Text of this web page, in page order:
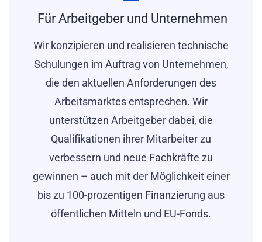
Für Arbeitgeber und Unternehmen
Wir konzipieren und realisieren technische
Schulungen im Auftrag von Unternehmen,
die den aktuellen Anforderungen des
Arbeitsmarktes entsprechen. Wir
unterstützen Arbeitgeber dabei, die
Qualifikationen ihrer Mitarbeiter zu
verbessern und neue Fachkräfte zu
gewinnen – auch mit der Möglichkeit einer
bis zu 100-prozentigen Finanzierung aus
öffentlichen Mitteln und EU-Fonds.